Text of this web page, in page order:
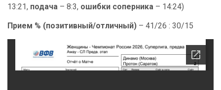
13:21, подача – 8:3, ошибки соперника – 14:24)
Прием % (позитивный/отличный) – 41/26 : 30/15